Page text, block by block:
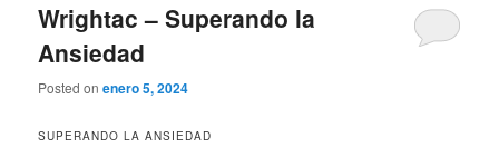
Wrightac – Superando la
Ansiedad
Posted onenero 5, 2024
SUPERANDO LA ANSIEDAD